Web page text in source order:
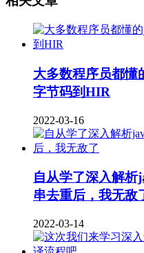
大多数程序员都懂
字节码到HIR
2022-03-16
自从学了深入解
串去重后，我无敌
2022-03-14